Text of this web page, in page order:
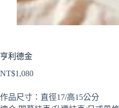
亨利德金
NT$1,080
作品尺寸：直徑17/高15公分